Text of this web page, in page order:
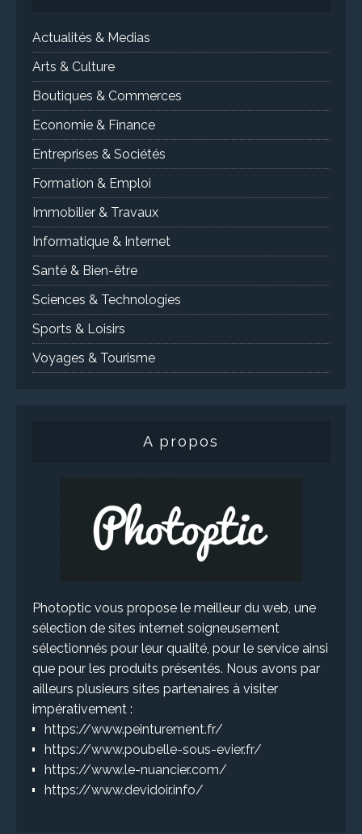
Actualités & Medias
Arts & Culture
Boutiques & Commerces
Economie & Finance
Entreprises & Sociétés
Formation & Emploi
Immobilier & Travaux
Informatique & Internet
Santé & Bien-être
Sciences & Technologies
Sports & Loisirs
Voyages & Tourisme
A propos
Photoptic vous propose le meilleur du web, une
sélection de sites internet soigneusement
sélectionnés pour leur qualité, pour le service ainsi
que pour les produits présentés. Nous avons par
ailleurs plusieurs sites partenaires à visiter
impérativement :
https://www.peinturement.fr/
https://www.poubelle-sous-evier.fr/
https://www.le-nuancier.com/
https://www.devidoir.info/